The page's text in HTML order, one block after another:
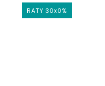
RATY 30x0%